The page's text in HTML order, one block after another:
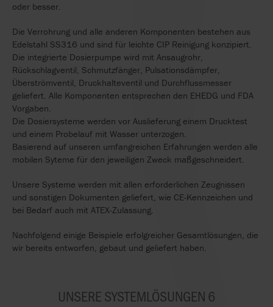
oder besser.
Die Verrohrung und alle anderen Komponenten bestehen aus
Edelstahl SS316 und sind für leichte CIP Reinigung konzipiert.
Die integrierte Dosierpumpe wird mit Ansaugrohr,
Rückschlagventil, Schmutzfänger, Pulsationsdämpfer,
Überströmventil, Druckhalteventil und Durchflussmesser
geliefert. Alle Komponenten entsprechen den EHEDG und FDA
Vorgaben.
Die Dosiersysteme werden vor Auslieferung einem Drucktest
und einem Probelauf mit Wasser unterzogen.
Basierend auf unseren umfangreichen Erfahrungen werden alle
mobilen Syteme für den jeweiligen Zweck maßgeschneidert.
Unsere Systeme werden mit allen erforderlichen Zeugnissen
und sonstigen Dokumenten geliefert, wie CE-Kennzeichen und
bei Bedarf auch mit ATEX-Zulassung.
Nachfolgend einige Beispiele erfolgreicher Gesamtlösungen, die
wir bereits entworfen, gebaut und geliefert haben.
UNSERE SYSTEMLÖSUNGEN 6